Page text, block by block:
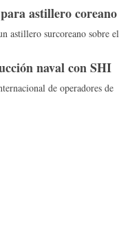
astillero coreano
astillero surcoreano sobre el
naval con SHI
de operadores de